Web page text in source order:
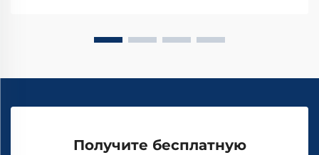
Получите бесплатную